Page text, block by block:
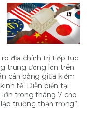
địa chính trị tiếp tục
trung ương lớn trên
cân bằng giữa kiểm
tế. Diễn biến tại
lớn trong tháng 7 cho
trường thận trọng”.